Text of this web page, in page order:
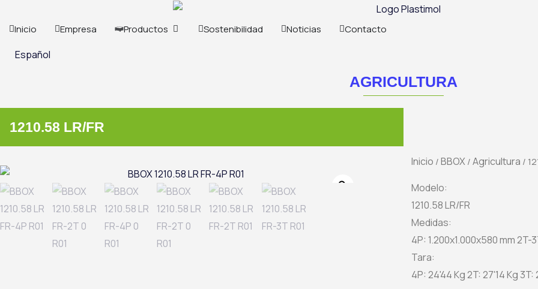
Inicio Empresa Productos ABRIR PRODUCTOS
Sostenibilidad Noticias Contacto
Español
AGRICULTURA
1210.58 LR/FR
Inicio /BBOX /Agricultura /
Modelo:
1210.58 LR/FR
Medidas:
4P: 1.200x1.000x580 mm 2T-
Tara:
4P: 24'44 Kg 2T: 27'14 Kg 3T: